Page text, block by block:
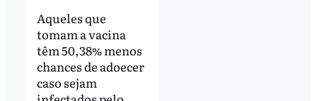
Aqueles que
tomam a vacina
têm 50,38% menos
chances de adoecer
caso sejam